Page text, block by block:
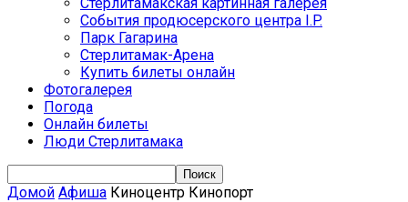
События продюсерского центра I.P.
Парк Гагарина
Стерлитамак-Арена
Купить билеты онлайн
Фотогалерея
Погода
Онлайн билеты
Люди Стерлитамака
Домой Афиша Киноцентр Кинопорт